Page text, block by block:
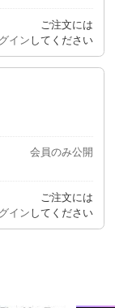
ご注文には
イン してください
会員のみ公開
ご注文には
イン してください